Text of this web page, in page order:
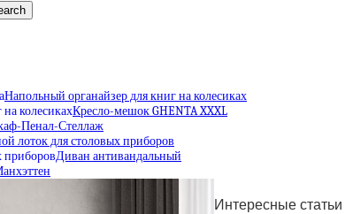
Напольный органайзер для книг на колесиках
Кресло-мешок GHENTA XXXL
Пенал-Стеллаж
лоток для столовых приборов
Диван антивандальный
Интересные статьи